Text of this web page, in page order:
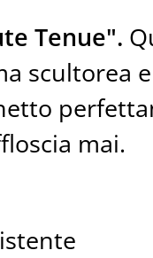
Tenue".
scultorea
mai.